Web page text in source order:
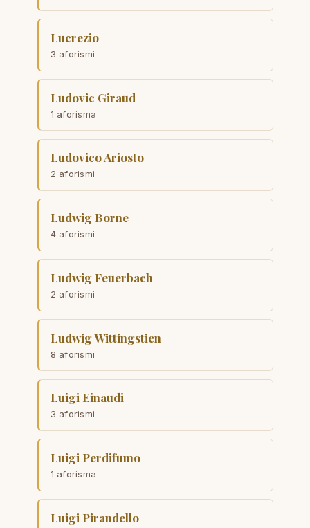
Lucrezio
3 aforismi
Ludovic Giraud
1 aforisma
Ludovico Ariosto
2 aforismi
Ludwig Borne
4 aforismi
Ludwig Feuerbach
2 aforismi
Ludwig Wittingstien
8 aforismi
Luigi Einaudi
3 aforismi
Luigi Perdifumo
1 aforisma
Luigi Pirandello